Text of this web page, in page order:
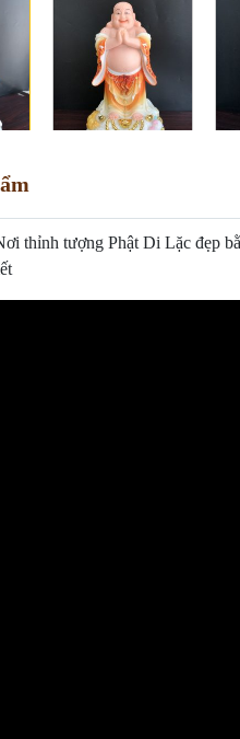
thỉnh tượng Phật Di Lặc đẹp